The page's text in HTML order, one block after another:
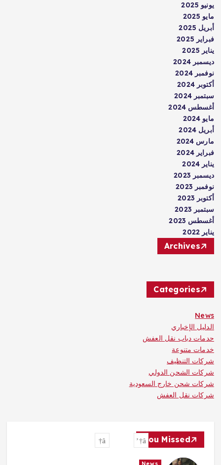
يونيو 2025
مايو 2025
أبريل 2025
فبراير 2025
يناير 2025
ديسمبر 2024
نوفمبر 2024
أكتوبر 2024
سبتمبر 2024
أغسطس 2024
مايو 2024
أبريل 2024
مارس 2024
فبراير 2024
يناير 2024
ديسمبر 2023
نوفمبر 2023
أكتوبر 2023
سبتمبر 2023
أغسطس 2023
يناير 2022
Archives
Categories
News
الدليل الإخباري
حدمات دباب نقل العفش
خدمات متنوعة
شركات التنظيف
شركات الشحن الدولي
شركات شحن خارج السعودية
شركات نقل العفش
You Missed